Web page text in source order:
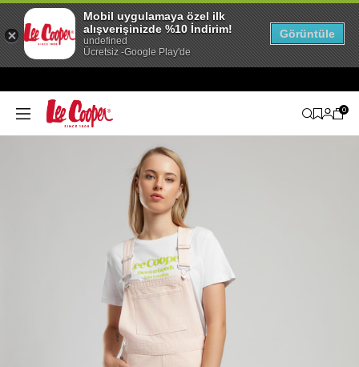
0
Mobil uygulamaya özel ilk
alışverişinizde %10 İndirim!
undefined
Ücretsiz -Google Play'de
Görüntüle